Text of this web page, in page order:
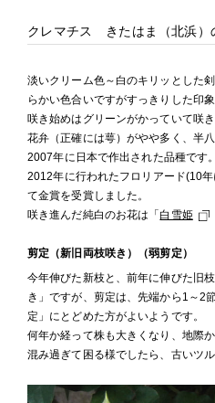
クレマチス きたはま（北浜）
淡いクリーム色～白のキリッとした
らかい色合いですがすっきりした印象
咲き始めはグリーンがかっていて咲
花弁（正確には萼）がやや多く、半
2007年に日本で作出された品種です。
2012年に行われたフロリアード(10
て金賞を受賞しました。
咲き進んだ純白のお花は「白雪姫
剪定（新旧両枝咲き）（弱剪定）
今年伸びた新枝と、前年に伸びた旧
き」ですが、剪定は、先端から1～2
定」にとどめた方がよいようです。
何年か経って株も大きくなり、地際
混み過ぎて困る様でしたら、古いツ